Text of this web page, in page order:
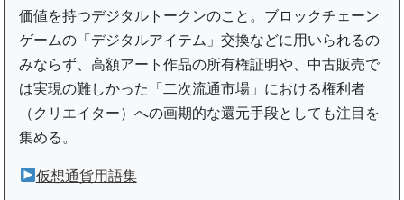
価値を持つデジタルトークンのこと。ブロックチェーン
ゲームの「デジタルアイテム」交換などに用いられるの
みならず、高額アート作品の所有権証明や、中古販売で
は実現の難しかった「二次流通市場」における権利者
（クリエイター）への画期的な還元手段としても注目を
集める。
仮想通貨用語集